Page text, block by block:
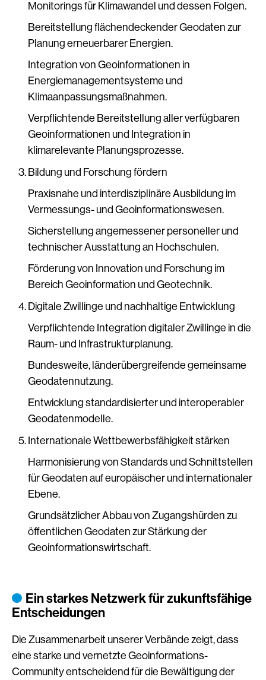
Monitorings für Klimawandel und dessen Folgen.
Bereitstellung flächendeckender Geodaten zur
Planung erneuerbarer Energien.
Integration von Geoinformationen in
Energiemanagementsysteme und
Klimaanpassungsmaßnahmen.
Verpflichtende Bereitstellung aller verfügbaren
Geoinformationen und Integration in
klimarelevante Planungsprozesse.
Bildung und Forschung fördern
Praxisnahe und interdisziplinäre Ausbildung im
Vermessungs- und Geoinformationswesen.
Sicherstellung angemessener personeller und
technischer Ausstattung an Hochschulen.
Förderung von Innovation und Forschung im
Bereich Geoinformation und Geotechnik.
Digitale Zwillinge und nachhaltige Entwicklung
Verpflichtende Integration digitaler Zwillinge in die
Raum- und Infrastrukturplanung.
Bundesweite, länderübergreifende gemeinsame
Geodatennutzung.
Entwicklung standardisierter und interoperabler
Geodatenmodelle.
Internationale Wettbewerbsfähigkeit stärken
Harmonisierung von Standards und Schnittstellen
für Geodaten auf europäischer und internationaler
Ebene.
Grundsätzlicher Abbau von Zugangshürden zu
öffentlichen Geodaten zur Stärkung der
Geoinformationswirtschaft.
Ein starkes Netzwerk für zukunftsfähige
Entscheidungen
Die Zusammenarbeit unserer Verbände zeigt, dass
eine starke und vernetzte Geoinformations-
Community entscheidend für die Bewältigung der